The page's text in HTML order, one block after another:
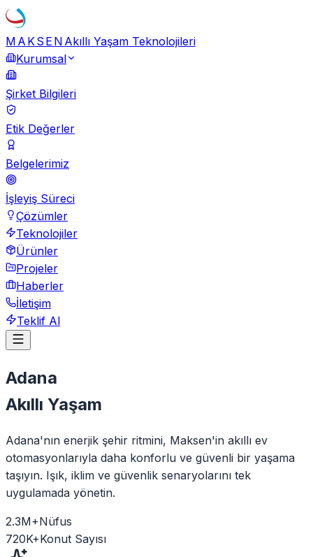
MAKSEN Akıllı Yaşam Teknolojileri
Kurumsal
Şirket Bilgileri
Etik Değerler
Belgelerimiz
İşleyiş Süreci
Çözümler
Teknolojiler
Ürünler
Projeler
Haberler
İletişim
Teklif Al
Adana
Akıllı Yaşam
Adana'nın enerjik şehir ritmini, Maksen'in akıllı ev
otomasyonlarıyla daha konforlu ve güvenli bir yaşama
taşıyın. Işık, iklim ve güvenlik senaryolarını tek
uygulamada yönetin.
2.3M+Nüfus
720K+Konut Sayısı